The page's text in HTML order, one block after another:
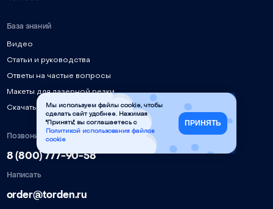
База знаний
Видео
Статьи и руководства
Ответы на частые вопросы
Макеты для лазерной резки
Скачать инструкции, ПО, драйверы
Позвонить
8 (800) 777-90-58
Написать
order@torden.ru
Мы используем файлы cookie, чтобы
сделать сайт удобнее. Нажимая
"Принять", вы соглашаетесь с
Политикой использования файлов
cookie
ПРИНЯТЬ